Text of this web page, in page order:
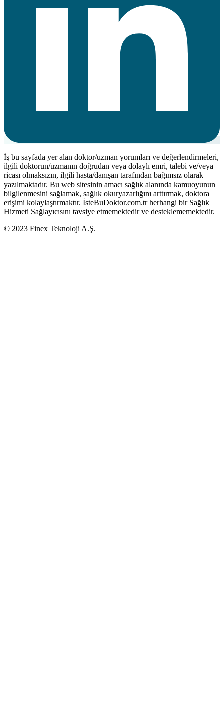
İş bu sayfada yer alan doktor/uzman yorumları ve değerlendirmeleri,
ilgili doktorun/uzmanın doğrudan veya dolaylı emri, talebi ve/veya
ricası olmaksızın, ilgili hasta/danışan tarafından bağımsız olarak
yazılmaktadır. Bu web sitesinin amacı sağlık alanında kamuoyunun
bilgilenmesini sağlamak, sağlık okuryazarlığını arttırmak, doktora
erişimi kolaylaştırmaktır. İsteBuDoktor.com.tr herhangi bir Sağlık
Hizmeti Sağlayıcısını tavsiye etmemektedir ve desteklememektedir.
© 2023 Finex Teknoloji A.Ş.